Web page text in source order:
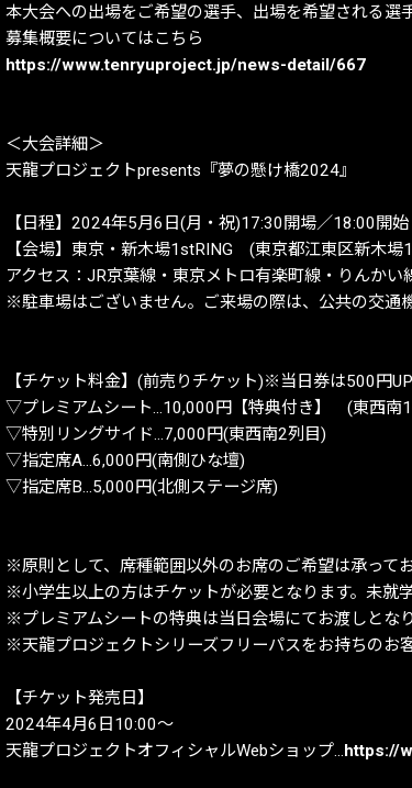
本大会への出場をご希望の選手、出場を希望される選
募集概要についてはこちら
https://www.tenryuproject.jp/news-detail/667
＜大会詳細＞
天龍プロジェクトpresents『夢の懸け橋2024』
【日程】2024年5月6日(月・祝)17:30開場／18:00開始
【会場】東京・新木場1stRING (東京都江東区新木場
アクセス：JR京葉線・東京メトロ有楽町線・りんか
※駐車場はございません。ご来場の際は、公共の交通
【チケット料金】(前売りチケット)※当日券は500円UP
▽プレミアムシート…10,000円【特典付き】 (東西南
▽特別リングサイド…7,000円(東西南2列目)
▽指定席A…6,000円(南側ひな壇)
▽指定席B…5,000円(北側ステージ席)
※原則として、席種範囲以外のお席のご希望は承ってお
※小学生以上の方はチケットが必要となります。未就
※プレミアムシートの特典は当日会場にてお渡しとなり
※天龍プロジェクトシリーズフリーパスをお持ちのお
【チケット発売日】
2024年4月6日10:00～
天龍プロジェクトオフィシャルWebショップ… https://